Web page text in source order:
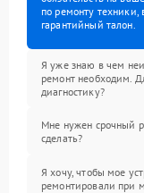
по ремонту техники,
гарантийный талон.
Я уже знаю в чем
ремонт необходим.
диагностику?
Мне нужен срочный
сделать?
Я хочу, чтобы мое
ремонтировали при